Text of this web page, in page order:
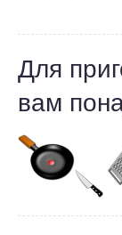
Для
вам